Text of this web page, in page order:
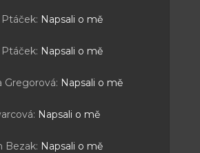
Ptáček: Napsali o mě
Ptáček: Napsali o mě
Gregorová: Napsali o mě
: Napsali o mě
Bezak: Napsali o mě